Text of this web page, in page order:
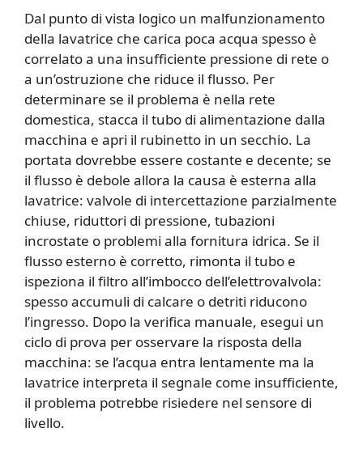
Dal punto di vista logico un malfunzionamento
della lavatrice che carica poca acqua spesso è
correlato a una insufficiente pressione di rete o
a un’ostruzione che riduce il flusso. Per
determinare se il problema è nella rete
domestica, stacca il tubo di alimentazione dalla
macchina e apri il rubinetto in un secchio. La
portata dovrebbe essere costante e decente; se
il flusso è debole allora la causa è esterna alla
lavatrice: valvole di intercettazione parzialmente
chiuse, riduttori di pressione, tubazioni
incrostate o problemi alla fornitura idrica. Se il
flusso esterno è corretto, rimonta il tubo e
ispeziona il filtro all’imbocco dell’elettrovalvola:
spesso accumuli di calcare o detriti riducono
l’ingresso. Dopo la verifica manuale, esegui un
ciclo di prova per osservare la risposta della
macchina: se l’acqua entra lentamente ma la
lavatrice interpreta il segnale come insufficiente,
il problema potrebbe risiedere nel sensore di
livello.